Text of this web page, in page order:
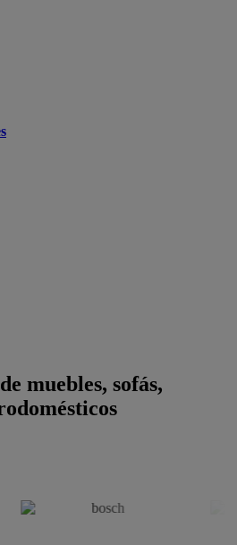
muebles, sofás,